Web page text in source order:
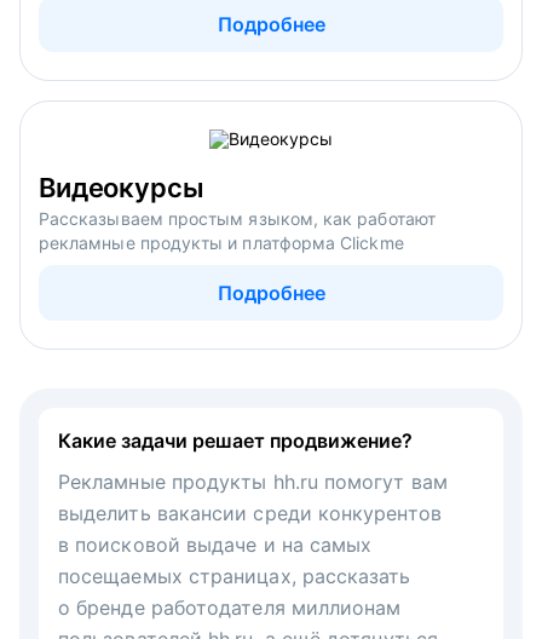
Подробнее
Видеокурсы
Рассказываем простым языком, как работают
рекламные продукты и платформа Clickme
Подробнее
Какие задачи решает продвижение?
Рекламные продукты hh.ru помогут вам
выделить вакансии среди конкурентов
в поисковой выдаче и на самых
посещаемых страницах, рассказать
о бренде работодателя миллионам